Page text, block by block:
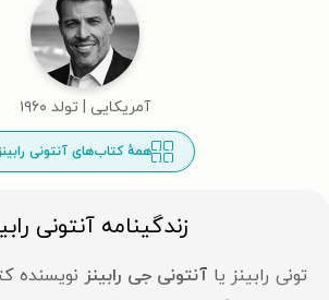
آمریکایی | تولد ۱۹۶۰
همهٔ کتاب‌های آنتونی رابینز
زندگینامه آنتونی
تونی رابینز یا آنتونی جی رابینز نویسنده